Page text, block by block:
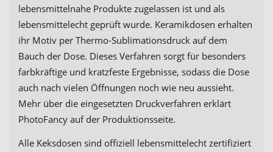
lebensmittelnahe Produkte zugelassen ist und als
lebensmittelecht geprüft wurde. Keramikdosen erhalten
ihr Motiv per Thermo-Sublimationsdruck auf dem
Bauch der Dose. Dieses Verfahren sorgt für besonders
farbkräftige und kratzfeste Ergebnisse, sodass die Dose
auch nach vielen Öffnungen noch wie neu aussieht.
Mehr über die eingesetzten Druckverfahren erklärt
PhotoFancy auf der Produktionsseite.
Alle Keksdosen sind offiziell lebensmittelecht zertifiziert